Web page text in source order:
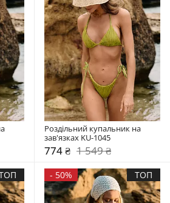
Роздільний купальник на
зав'язках KU-1045
774 ₴ 1 549 ₴
- 50% ТОП